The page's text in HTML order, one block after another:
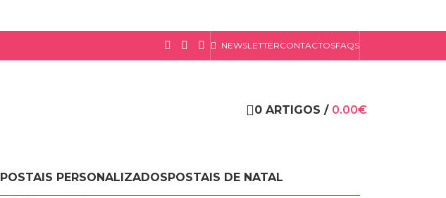
NEWSLETTERCONTACTOSFAQS
0 ARTIGOS / 0.00€
POSTAIS PERSONALIZADOSPOSTAIS DE NATAL